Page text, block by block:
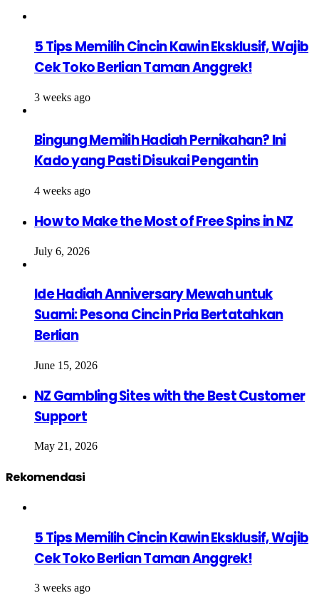
5 Tips Memilih Cincin Kawin Eksklusif, Wajib
Cek Toko Berlian Taman Anggrek!
3 weeks ago
Bingung Memilih Hadiah Pernikahan? Ini
Kado yang Pasti Disukai Pengantin
4 weeks ago
How to Make the Most of Free Spins in NZ
July 6, 2026
Ide Hadiah Anniversary Mewah untuk
Suami: Pesona Cincin Pria Bertatahkan
Berlian
June 15, 2026
NZ Gambling Sites with the Best Customer
Support
May 21, 2026
Rekomendasi
5 Tips Memilih Cincin Kawin Eksklusif, Wajib
Cek Toko Berlian Taman Anggrek!
3 weeks ago